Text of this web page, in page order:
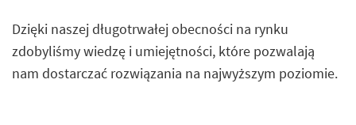
Dzięki naszej długotrwałej obecności na rynku
zdobyliśmy wiedzę i umiejętności, które pozwalają
nam dostarczać rozwiązania na najwyższym poziomie.